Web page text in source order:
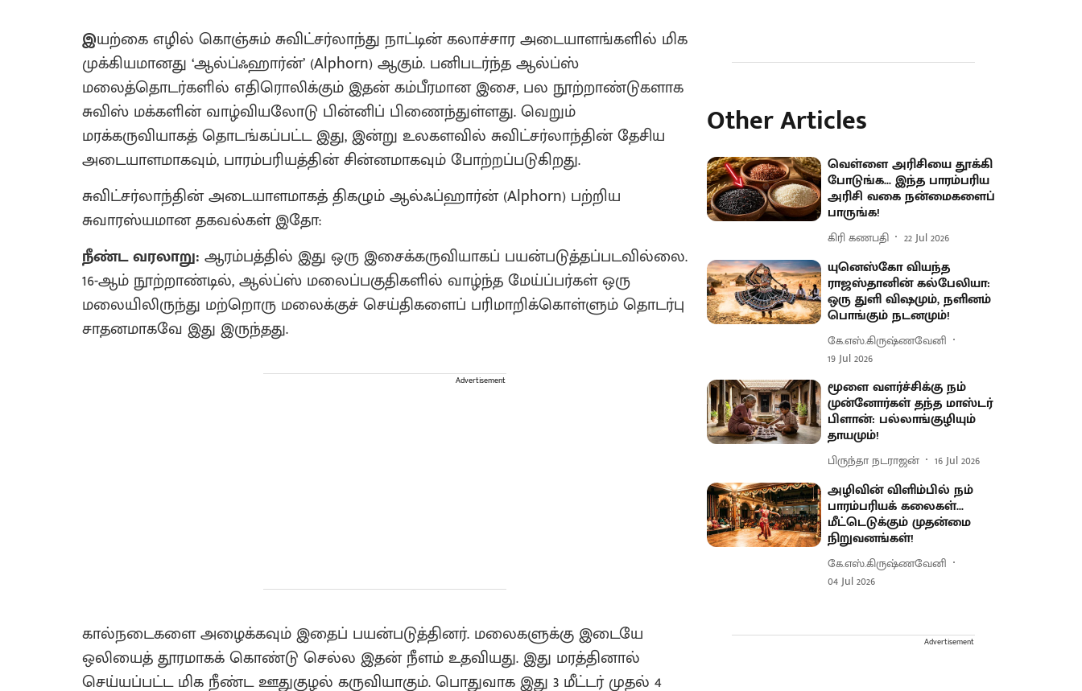
இயற்கை எழில் கொஞ்சும் சுவிட்சர்லாந்து நாட்டின் கலாச்சார அடையாளங்களில் மிக
முக்கியமானது ‘ஆல்ப்ஃஹார்ன்’ (Alphorn) ஆகும். பனிபடர்ந்த ஆல்ப்ஸ்
மலைத்தொடர்களில் எதிரொலிக்கும் இதன் கம்பீரமான இசை, பல நூற்றாண்டுகளாக
சுவிஸ் மக்களின் வாழ்வியலோடு பின்னிப் பிணைந்துள்ளது. வெறும்
மரக்கருவியாகத் தொடங்கப்பட்ட இது, இன்று உலகளவில் சுவிட்சர்லாந்தின் தேசிய
அடையாளமாகவும், பாரம்பரியத்தின் சின்னமாகவும் போற்றப்படுகிறது.
சுவிட்சர்லாந்தின் அடையாளமாகத் திகழும் ஆல்ஃப்ஹார்ன் (Alphorn) பற்றிய
சுவாரஸ்யமான தகவல்கள் இதோ:
நீண்ட வரலாறு: ஆரம்பத்தில் இது ஒரு இசைக்கருவியாகப் பயன்படுத்தப்படவில்லை.
16-ஆம் நூற்றாண்டில், ஆல்ப்ஸ் மலைப்பகுதிகளில் வாழ்ந்த மேய்ப்பர்கள் ஒரு
மலையிலிருந்து மற்றொரு மலைக்குச் செய்திகளைப் பரிமாறிக்கொள்ளும் தொடர்பு
சாதனமாகவே இது இருந்தது.
Advertisement
கால்நடைகளை அழைக்கவும் இதைப் பயன்படுத்தினர். மலைகளுக்கு இடையே
ஒலியைத் தூரமாகக் கொண்டு செல்ல இதன் நீளம் உதவியது. இது மரத்தினால்
செய்யப்பட்ட மிக நீண்ட ஊதுகுழல் கருவியாகும். பொதுவாக இது 3 மீட்டர் முதல் 4
Other Articles
வெள்ளை அரிசியை தூக்கி
போடுங்க... இந்த பாரம்பரிய
அரிசி வகை நன்மைகளைப்
பாருங்க!
கிரி கணபதி 22 Jul 2026
யுனெஸ்கோ வியந்த
ராஜஸ்தானின் கல்பேலியா:
ஒரு துளி விஷமும், நளினம்
பொங்கும் நடனமும்!
கே.எஸ்.கிருஷ்ணவேனி
19 Jul 2026
மூளை வளர்ச்சிக்கு நம்
முன்னோர்கள் தந்த மாஸ்டர்
பிளான்: பல்லாங்குழியும்
தாயமும்!
பிருந்தா நடராஜன் 16 Jul 2026
அழிவின் விளிம்பில் நம்
பாரம்பரியக் கலைகள்...
மீட்டெடுக்கும் முதன்மை
நிறுவனங்கள்!
கே.எஸ்.கிருஷ்ணவேனி
04 Jul 2026
Advertisement